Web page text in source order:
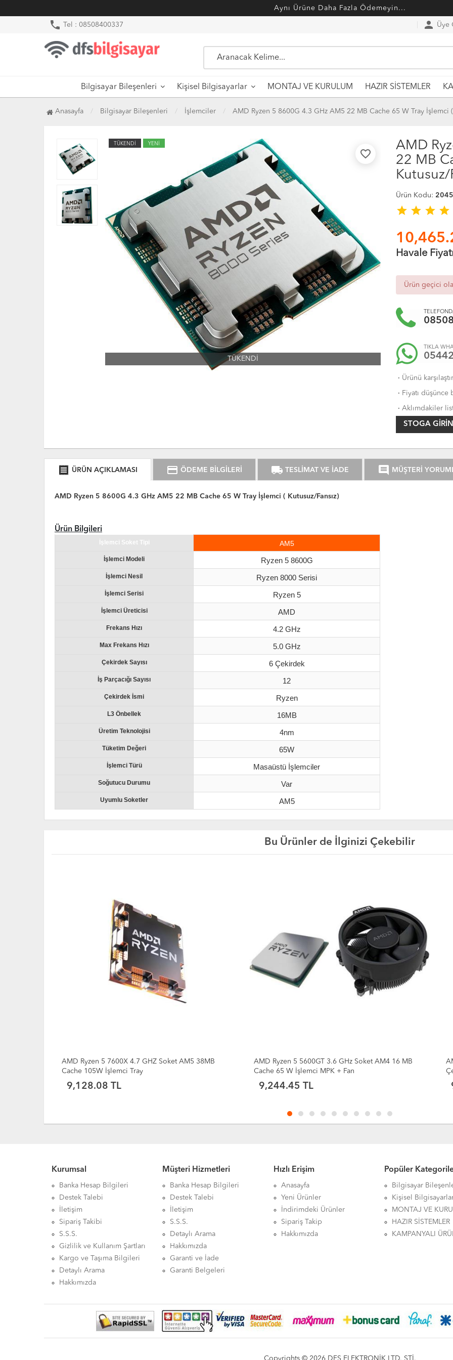
Aynı Ürüne Daha Fazla Ödemeyin...
phone Tel : 08508400337 person Üye
Bilgisayar Bileşenleri Kişisel Bilgisayarlar MONTAJ VE KURULUM HAZIR SİSTEMLER
Anasayfa Bilgisayar Bileşenleri İşlemciler AMD Ryzen 5 8600G 4.3 GHz AM5 22 MB Cache 65 W Tray İşlemci (
TÜKENDİ YENİ
favorite_border
TÜKENDİ
AMD
22 MB
Kutusuz/
Ürün Kodu:
star star star star
Havale
Ürün geçici
TIKLA
· Ürünü
· Fiyatı düşünce
· Aklımdakiler
STOGA
receipt ÜRÜN AÇIKLAMASI credit_card ÖDEME BİLGİLERİ local_shipping TESLİMAT VE İADE comment MÜŞTERİ
AMD Ryzen 5 8600G 4.3 GHz AM5 22 MB Cache 65 W Tray İşlemci ( Kutusuz/Fansız)
Ürün Bilgileri
İşlemci Soket Tipi AM5
İşlemci Modeli Ryzen 5 8600G
İşlemci Nesil Ryzen 8000 Serisi
İşlemci Serisi Ryzen 5
İşlemci Üreticisi AMD
Frekans Hızı 4.2 GHz
Max Frekans Hızı 5.0 GHz
Çekirdek Sayısı 6 Çekirdek
İş Parçacığı Sayısı 12
Çekirdek İsmi Ryzen
L3 Önbellek 16MB
Üretim Teknolojisi 4nm
Tüketim Değeri 65W
İşlemci Türü Masaüstü İşlemciler
Soğutucu Durumu Var
Uyumlu Soketler AM5
Bu Ürünler de İlginizi Çekebilir
AMD Ryzen 5 5600GT 3.6 GHz Soket AM4 16 MB
Cache 65 W İşlemci MPK + Fan
9,244.45 TL
AMD Ryzen 5 5600GT 3.6GHz (Max 4.6GHz) 6
Çekirdek 16MB Önbellek Soket AM4 TRAY İşlemci
9,011.70 TL
Kurumsal
Banka Hesap Bilgileri
Destek Talebi
İletişim
Sipariş Takibi
S.S.S.
Gizlilik ve Kullanım Şartları
Kargo ve Taşıma Bilgileri
Detaylı Arama
Hakkımızda
Müşteri Hizmetleri
Banka Hesap Bilgileri
Destek Talebi
İletişim
S.S.S.
Detaylı Arama
Hakkımızda
Garanti ve İade
Garanti Belgeleri
Hızlı Erişim
Anasayfa
Yeni Ürünler
İndirimdeki Ürünler
Sipariş Takip
Hakkımızda
Popüler
Bilgisayar
Kişisel
MONTAJ VE
HAZIR SİSTEMLER
KAMPANYALI
Copyrights © 2026 DFS ELEKTRONİK LTD. ŞTİ.